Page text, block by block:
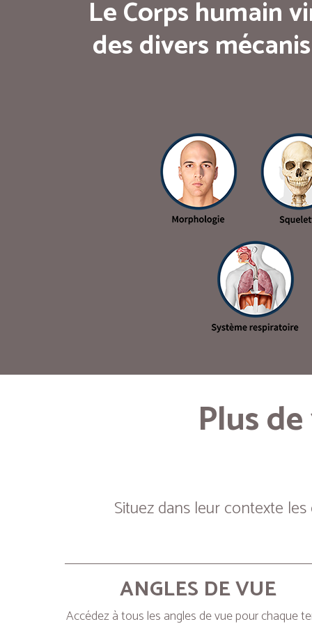
Le Corps humain
des divers
Plus
Situez dans leur contexte
ANGLES DE VUE
Accédez à tous les angles de vue pour chaque